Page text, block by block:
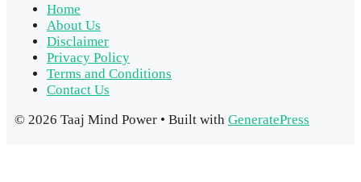
Home
About Us
Disclaimer
Privacy Policy
Terms and Conditions
Contact Us
© 2026 Taaj Mind Power • Built with GeneratePress